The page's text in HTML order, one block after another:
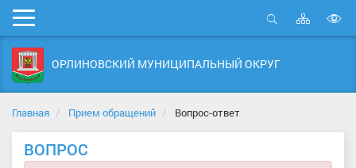
Мобильное
меню
Открыть
Карта
сайта
ОРЛИНОВСКИЙ МУНИЦИПАЛЬНЫЙ ОКРУГ
Главная Прием обращений Вопрос-ответ
ВОПРОС